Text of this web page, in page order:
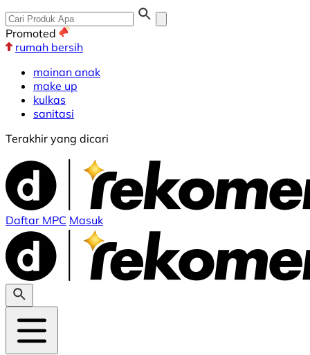
Promoted
rumah bersih
mainan anak
make up
kulkas
sanitasi
Terakhir yang dicari
Daftar MPC Masuk